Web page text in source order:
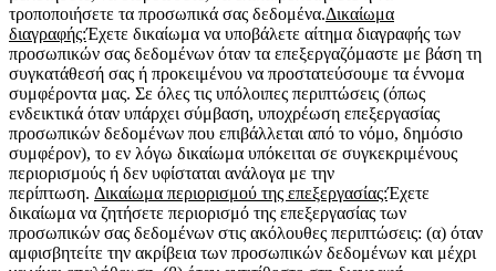
τροποποιήσετε τα προσωπικά σας δεδομένα.Δικαίωμα
διαγραφής:Έχετε δικαίωμα να υποβάλετε αίτημα διαγραφής των
προσωπικών σας δεδομένων όταν τα επεξεργαζόμαστε με βάση τη
συγκατάθεσή σας ή προκειμένου να προστατεύσουμε τα έννομα
συμφέροντα μας. Σε όλες τις υπόλοιπες περιπτώσεις (όπως
ενδεικτικά όταν υπάρχει σύμβαση, υποχρέωση επεξεργασίας
προσωπικών δεδομένων που επιβάλλεται από το νόμο, δημόσιο
συμφέρον), το εν λόγω δικαίωμα υπόκειται σε συγκεκριμένους
περιορισμούς ή δεν υφίσταται ανάλογα με την
περίπτωση. Δικαίωμα περιορισμού της επεξεργασίας:Έχετε
δικαίωμα να ζητήσετε περιορισμό της επεξεργασίας των
προσωπικών σας δεδομένων στις ακόλουθες περιπτώσεις: (α) όταν
αμφισβητείτε την ακρίβεια των προσωπικών δεδομένων και μέχρι